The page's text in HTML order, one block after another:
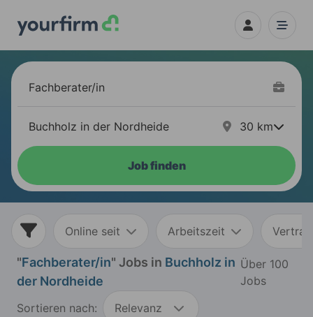
30 km
Job finden
Online seit Arbeitszeit
"Fachberater/in" Jobs in Buchholz in
der Nordheide
Über 100
Jobs
Sortieren nach:
Relevanz